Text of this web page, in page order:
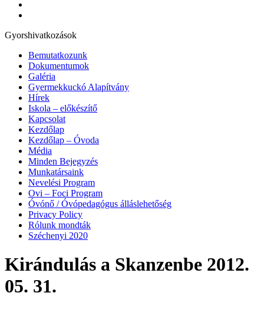
Gyorshivatkozások
Bemutatkozunk
Dokumentumok
Galéria
Gyermekkuckó Alapítvány
Hírek
Iskola – előkészítő
Kapcsolat
Kezdőlap
Kezdőlap – Óvoda
Média
Minden Bejegyzés
Munkatársaink
Nevelési Program
Ovi – Foci Program
Óvónő / Óvópedagógus álláslehetőség
Privacy Policy
Rólunk mondták
Széchenyi 2020
Kirándulás a Skanzenbe 2012.
05. 31.